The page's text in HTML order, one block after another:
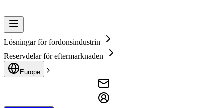
Lösningar för fordonsindustrin
Reservdelar för eftermarknaden
Europe